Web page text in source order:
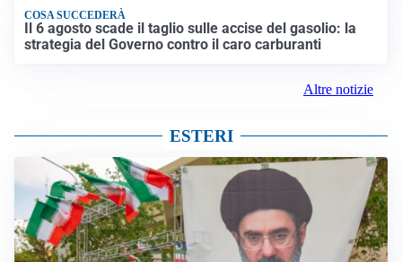
COSA SUCCEDERÀ
Il 6 agosto scade il taglio sulle accise del gasolio: la
strategia del Governo contro il caro carburanti
Altre notizie
ESTERI